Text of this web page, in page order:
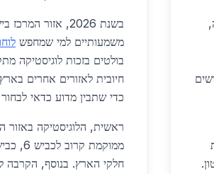
שקלים לטון.
בשנת 2026, אזור
משמעותיים למי שמחפש
בולטים בזכות לוגיסטיקה
חיובית לאזורים אחרים
כדי שתבין מדוע כדאי
ראשית, הלוגיסטיקה באזור
חלקי הארץ. בנוסף, הקרבה